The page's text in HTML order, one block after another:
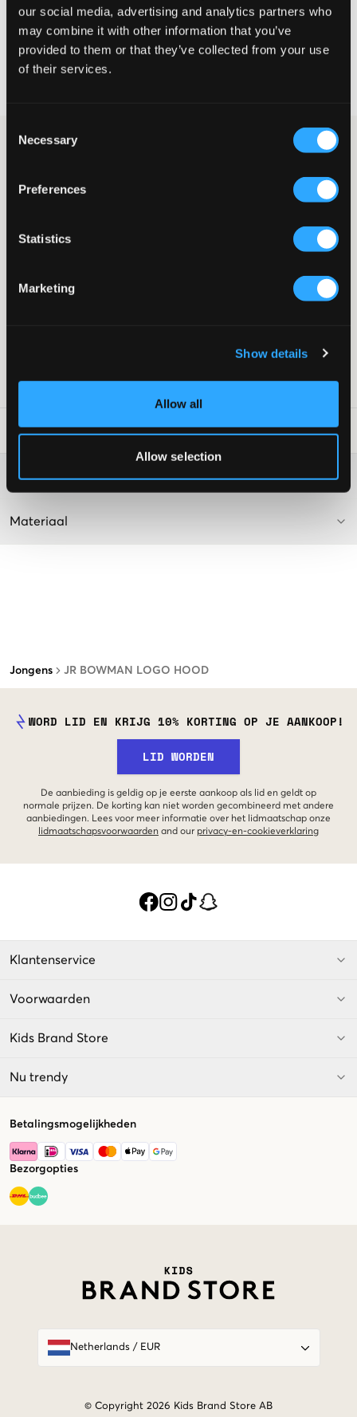
our social media, advertising and analytics partners who
may combine it with other information that you’ve
provided to them or that they’ve collected from your use
of their services.
Selection
Necessary
Preferences
Statistics
Marketing
Show details
Allow all
Allow selection
Jongens JR BOWMAN LOGO HOOD
KIES EEN MAAT
Snelle levering
Witte hoodie van Sail Racing. Het logo van het merk is gedrukt
kangoeroezak en er zijn boorden aan de onderkant en bij de
Capuchon
Kangoeroezak
SKU:131708-001
Laundry Advice:
Washing advice
Materiaal
WORD LID EN KRIJG 10% KORTING OP JE AANKOOP!
LID WORDEN
De aanbieding is geldig op je eerste aankoop als lid en geldt op
normale prijzen. De korting kan niet worden gecombineerd met andere
aanbiedingen. Lees voor meer informatie over het lidmaatschap onze
lidmaatschapsvoorwaarden and our privacy-en-cookieverklaring
Klantenservice
Voorwaarden
Kids Brand Store
Nu trendy
Betalingsmogelijkheden
Bezorgopties
Netherlands/ EUR
© Copyright 2026 Kids Brand Store AB